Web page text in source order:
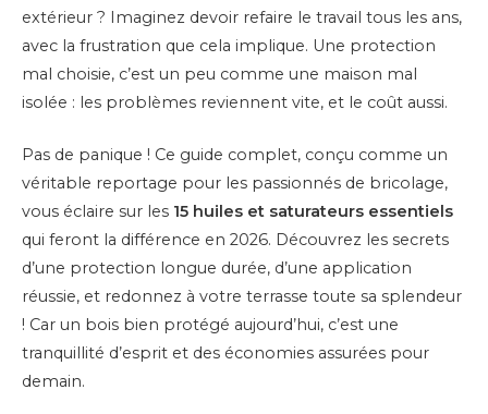
extérieur ? Imaginez devoir refaire le travail tous les ans,
avec la frustration que cela implique. Une protection
mal choisie, c’est un peu comme une maison mal
isolée : les problèmes reviennent vite, et le coût aussi.
Pas de panique ! Ce guide complet, conçu comme un
véritable reportage pour les passionnés de bricolage,
vous éclaire sur les 15 huiles et saturateurs essentiels
qui feront la différence en 2026. Découvrez les secrets
d’une protection longue durée, d’une application
réussie, et redonnez à votre terrasse toute sa splendeur
! Car un bois bien protégé aujourd’hui, c’est une
tranquillité d’esprit et des économies assurées pour
demain.